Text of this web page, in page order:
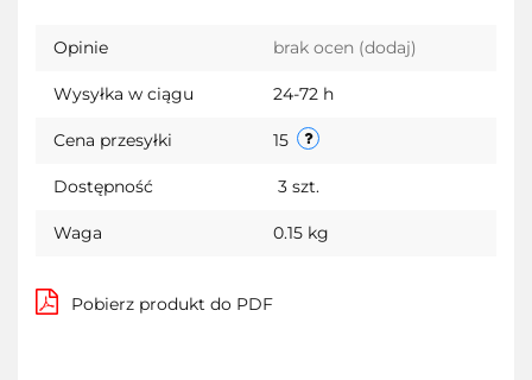
Opinie brak ocen (dodaj)
Wysyłka w ciągu 24-72 h
Cena przesyłki 15
Dostępność 3 szt.
Waga 0.15 kg
Pobierz produkt do PDF